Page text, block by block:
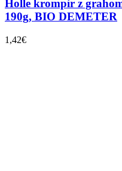
Holle krompir z
190g, BIO DEMETER
1,42€